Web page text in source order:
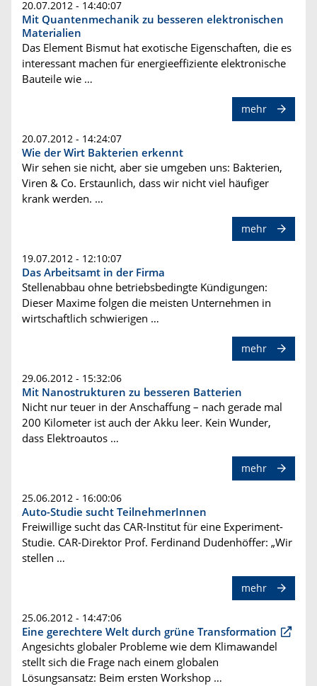
20.07.2012 - 14:40:07
Mit Quantenmechanik zu besseren elektronischen
Materialien
Das Element Bismut hat exotische Eigenschaften, die es
interessant machen für energieeffiziente elektronische
Bauteile wie …
mehr
20.07.2012 - 14:24:07
Wie der Wirt Bakterien erkennt
Wir sehen sie nicht, aber sie umgeben uns: Bakterien,
Viren & Co. Erstaunlich, dass wir nicht viel häufiger
krank werden. …
mehr
19.07.2012 - 12:10:07
Das Arbeitsamt in der Firma
Stellenabbau ohne betriebsbedingte Kündigungen:
Dieser Maxime folgen die meisten Unternehmen in
wirtschaftlich schwierigen …
mehr
29.06.2012 - 15:32:06
Mit Nanostrukturen zu besseren Batterien
Nicht nur teuer in der Anschaffung – nach gerade mal
200 Kilometer ist auch der Akku leer. Kein Wunder,
dass Elektroautos …
mehr
25.06.2012 - 16:00:06
Auto-Studie sucht TeilnehmerInnen
Freiwillige sucht das CAR-Institut für eine Experiment-
Studie. CAR-Direktor Prof. Ferdinand Dudenhöffer: „Wir
stellen …
mehr
25.06.2012 - 14:47:06
Eine gerechtere Welt durch grüne Transformation
Angesichts globaler Probleme wie dem Klimawandel
stellt sich die Frage nach einem globalen
Lösungsansatz: Beim ersten Workshop …